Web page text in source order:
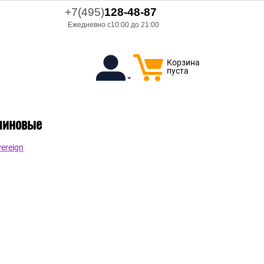
+7(495)128-48-87
Ежедневно с10:00 до 21:00
Корзина
пуста